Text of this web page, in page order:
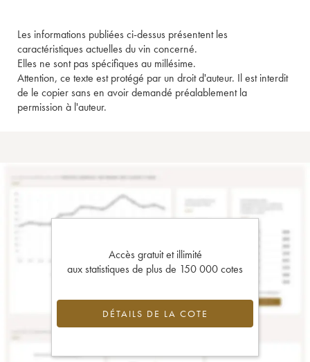
Les informations publiées ci-dessus présentent les
caractéristiques actuelles du vin concerné.
Elles ne sont pas spécifiques au millésime.
Attention, ce texte est protégé par un droit d'auteur. Il est interdit
de le copier sans en avoir demandé préalablement la
permission à l'auteur.
Accès gratuit et illimité
aux statistiques de plus de 150 000 cotes
DÉTAILS DE LA COTE